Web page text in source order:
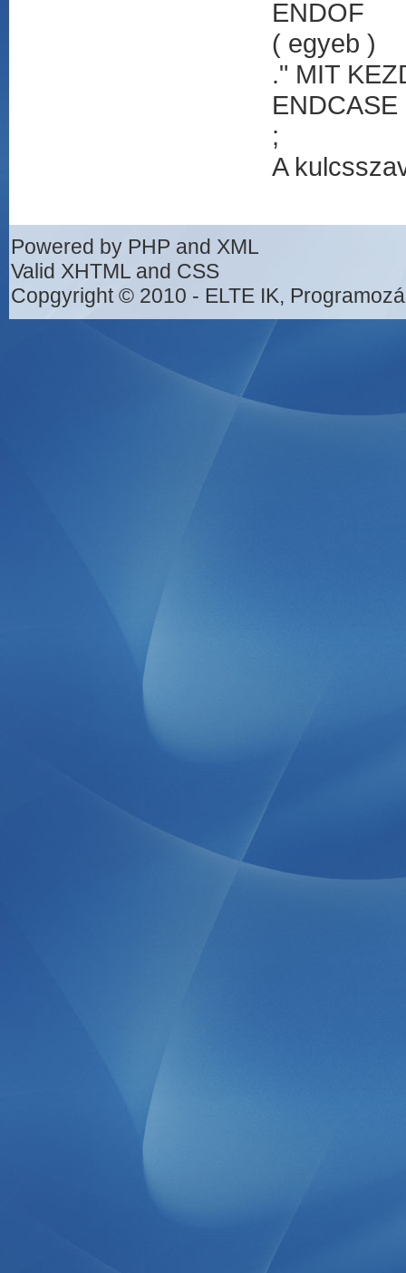
ENDOF
( egyeb )
." MIT
ENDCASE
;
A
Powered by PHP and XML
Valid XHTML and CSS
Copgyright © 2010 - ELTE IK,